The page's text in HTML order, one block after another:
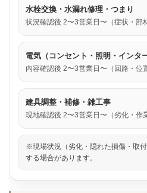
水栓交換・水漏れ修理・つまり
状況確認後 2〜3営業日〜（症状・部
電気（コンセント・照明・インタ
内容確認後 2〜3営業日〜（回路・位
建具調整・補修・雑工事
現地確認後 2〜3営業日〜（劣化・作
※現場状況（劣化・隠れた損傷・取
する場合があります。